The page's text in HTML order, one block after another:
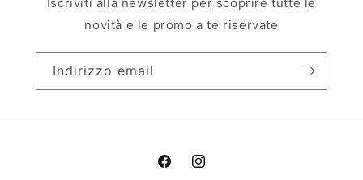
novità e le promo a te riservate
Indirizzo email
FacebookInstagram